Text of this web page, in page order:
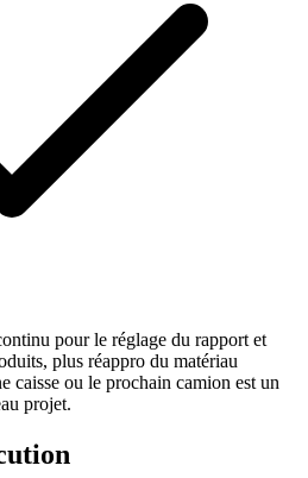
pour le réglage du rapport et
plus réappro du matériau
caisse ou le prochain camion est un
projet.